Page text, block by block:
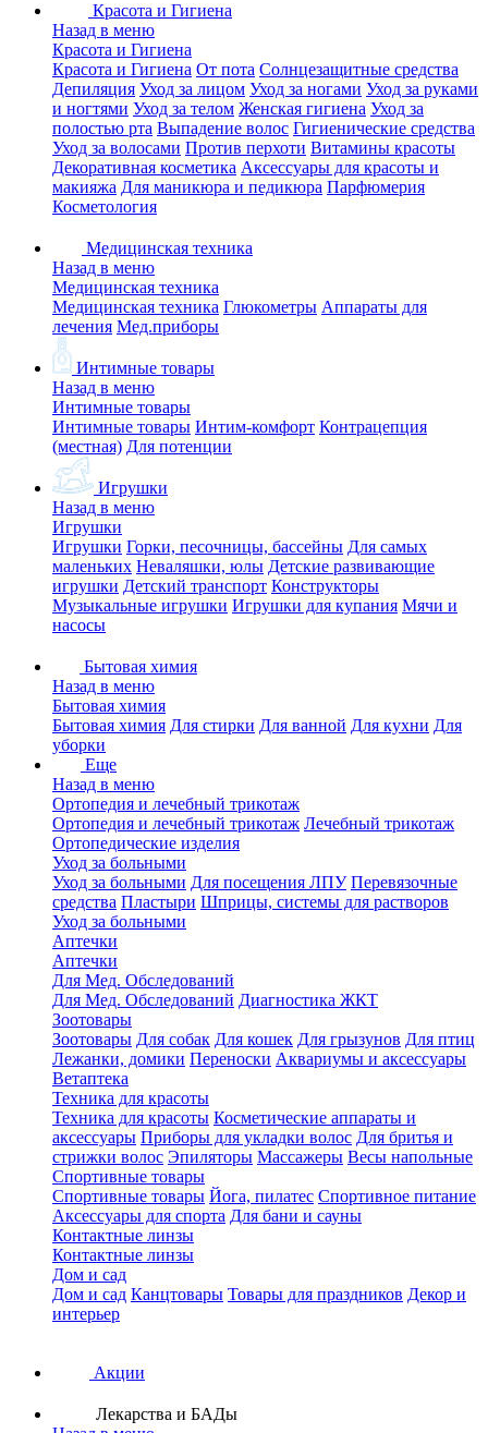
Красота и Гигиена
Назад в меню
Красота и Гигиена
Красота и Гигиена От пота Солнцезащитные средства
Депиляция Уход за лицом Уход за ногами Уход за руками
и ногтями Уход за телом Женская гигиена Уход за
полостью рта Выпадение волос Гигиенические средства
Уход за волосами Против перхоти Витамины красоты
Декоративная косметика Аксессуары для красоты и
макияжа Для маникюра и педикюра Парфюмерия
Косметология
Медицинская техника
Назад в меню
Медицинская техника
Медицинская техника Глюкометры Аппараты для
лечения Мед.приборы
Интимные товары
Назад в меню
Интимные товары
Интимные товары Интим-комфорт Контрацепция
(местная) Для потенции
Игрушки
Назад в меню
Игрушки
Игрушки Горки, песочницы, бассейны Для самых
маленьких Неваляшки, юлы Детские развивающие
игрушки Детский транспорт Конструкторы
Музыкальные игрушки Игрушки для купания Мячи и
насосы
Бытовая химия
Назад в меню
Бытовая химия
Бытовая химия Для стирки Для ванной Для кухни Для
уборки
Еще
Назад в меню
Ортопедия и лечебный трикотаж
Ортопедия и лечебный трикотаж Лечебный трикотаж
Ортопедические изделия
Уход за больными
Уход за больными Для посещения ЛПУ Перевязочные
средства Пластыри Шприцы, системы для растворов
Уход за больными
Аптечки
Аптечки
Для Мед. Обследований
Для Мед. Обследований Диагностика ЖКТ
Зоотовары
Зоотовары Для собак Для кошек Для грызунов Для птиц
Лежанки, домики Переноски Аквариумы и аксессуары
Ветаптека
Техника для красоты
Техника для красоты Косметические аппараты и
аксессуары Приборы для укладки волос Для бритья и
стрижки волос Эпиляторы Массажеры Весы напольные
Спортивные товары
Спортивные товары Йога, пилатес Спортивное питание
Аксессуары для спорта Для бани и сауны
Контактные линзы
Контактные линзы
Дом и сад
Дом и сад Канцтовары Товары для праздников Декор и
интерьер
Акции
Лекарства и БАДы